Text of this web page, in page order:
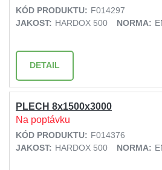
KÓD PRODUKTU: F014297
JAKOST: HARDOX 500 NORMA:
DETAIL
PLECH 8x1500x3000
Na poptávku
KÓD PRODUKTU: F014376
JAKOST: HARDOX 500 NORMA: